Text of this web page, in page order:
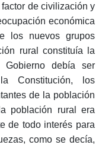
de civilización y
económica
los nuevos grupos
rural constituía la
debía ser
Constitución, los
de la población
población rural era
de todo interés para
como se decía,